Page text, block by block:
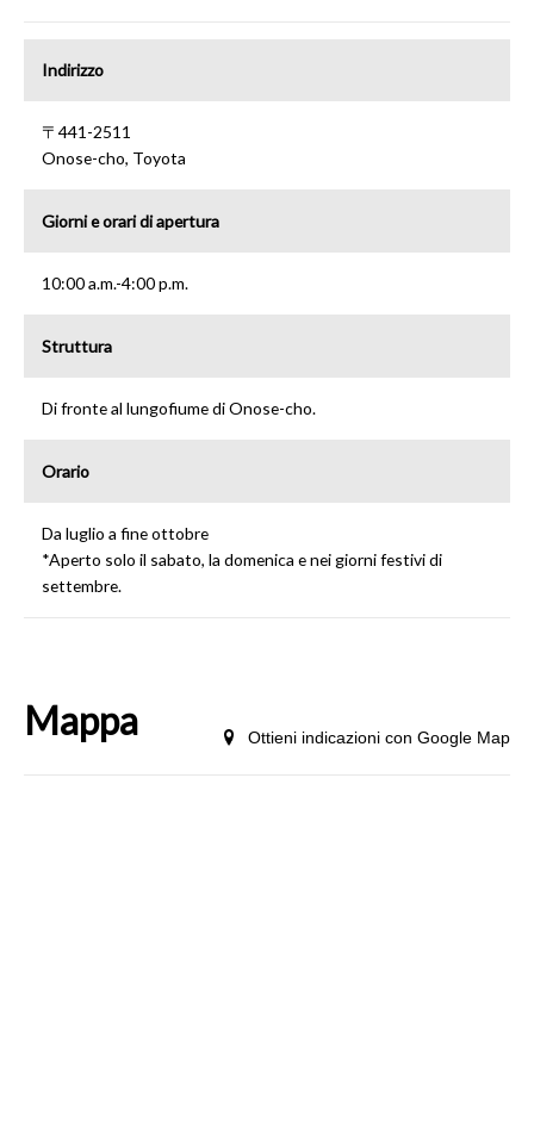
Indirizzo
〒441-2511
Onose-cho, Toyota
Giorni e orari di apertura
10:00 a.m.-4:00 p.m.
Struttura
Di fronte al lungofiume di Onose-cho.
Orario
Da luglio a fine ottobre
*Aperto solo il sabato, la domenica e nei giorni festivi di
settembre.
Mappa Ottieni indicazioni con Google Map